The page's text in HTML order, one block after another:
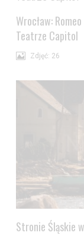
Wrocław:
Teatrze Capitol
Zdjęć: 26
Stronie Śląskie